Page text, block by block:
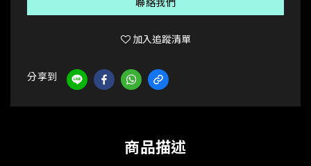
加入追蹤清單
分享到
商品描述